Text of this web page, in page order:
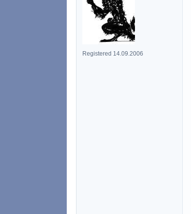
Registered 14.09.2006